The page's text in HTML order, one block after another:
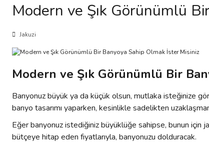
Modern ve Şık Görünümlü
Jakuzi
Modern ve Şık Görünümlü Bir
Banyonuz büyük ya da küçük olsun, mutlaka isteğinize
banyo tasarımı yaparken, kesinlikle sadelikten
Eğer banyonuz istediğiniz büyüklüğe sahipse, bunun için
bütçeye hitap eden fiyatlarıyla, banyonuzu dolduracak.